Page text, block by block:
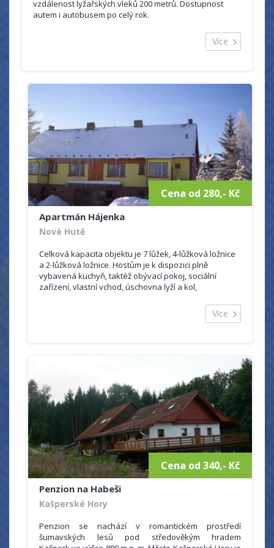
Cyklostezky v okolí cykloturistika
vzdálenost lyžařských vleků 200 metrů. Dostupnost
autem i autobusem po celý rok.
kuchyně ,dvoulůžková ložnice a dvoulůžková
Smíšený obchod 800m, 3x restaurace do
800m. Autobusová zastávka je 800m od apartmánu.
Parkování u objektu.
Sportovní možnosti:
bazén venkovní, jízda na koni,
lyžařské vleky
Více
Cena od 280,- Kč
Apartmán Hájenka
Nové Hutě
Celková kapacita objektu je 7 lůžek, 4-lůžková ložnice
a 2-lůžková ložnice. Hostům je k dispozici plně
vybavená kuchyň, taktéž obývací pokoj, sociální
zařízení, vlastní vchod, úschovna lyží a kol,
Jakmile se oteplí mohou naši hosté využít zahradu se
Domácí mazlíčci jen po domluvě a za poplatek 80 kč na
den!
Dlouhodobý pronájem není možný!
Minimální doba ubytování 3 dny !
Více
Cena od 340,- Kč
Penzion na Habeši
Kašperské Hory
Penzion se nachází v romantickém prostředí
šumavských lesů pod středověkým hradem